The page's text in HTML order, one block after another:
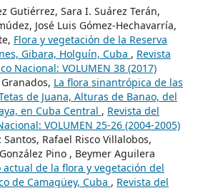
Gutiérrez, Sara I. Suárez Terán,
José Luis Gómez-Hechavarría,
Flora y vegetación de la Reserva
Gibara, Holguín, Cuba , Revista
Nacional: VOLUMEN 38 (2017)
La flora sinantrópica de las
de Juana, Alturas de Banao, del
en Cuba Central , Revista del
VOLUMEN 25-26 (2004-2005)
Rafael Risco Villalobos,
Pino , Beymer Aguilera
actual de la flora y vegetación del
de Camagüey, Cuba , Revista del